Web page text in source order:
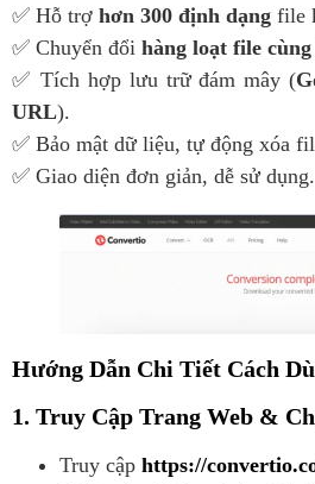
✅ Hỗ trợ hơn 300 định dạng file
✅ Chuyển đổi hàng loạt file
✅ Tích hợp lưu trữ đám mây (
URL).
✅ Bảo mật dữ liệu, tự động xóa
✅ Giao diện đơn giản, dễ sử dụng.
Hướng Dẫn Chi Tiết Cách
1. Truy Cập Trang Web &
Truy cập https://